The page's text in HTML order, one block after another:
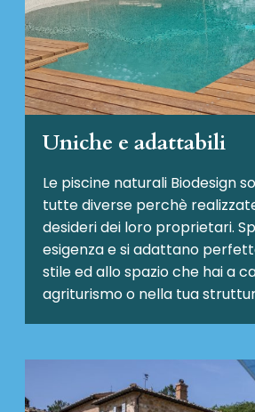
Uniche e adattabili
Le piscine naturali Biodesign
tutte diverse perchè
desideri dei loro proprietari.
esigenza e si adattano
stile ed allo spazio che hai a
agriturismo o nella tua